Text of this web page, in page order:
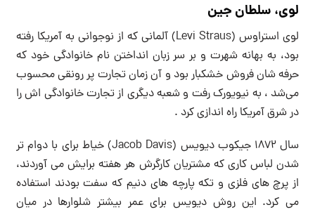
لوی، سلطان جین
لوی استراوس (Levi Straus) آلمانی که از نوجوانی به آمریکا رفته
بود، به بهانه شهرت و بر سر زبان‌ انداختن نام خانوادگی خود که
حرفه شان فروش خشکبار بود و آن زمان تجارت پر رونقی محسوب
می‌شد ، به نیویورک رفت و شعبه دیگری از تجارت خانوادگی اش را
در شرق آمریکا راه اندازی کرد .
سال ۱۸۷۲ جیکوب دیویس (Jacob Davis) خیاط برای با دوام تر
شدن لباس کاری که مشتریان کارگرش هر هفته برایش می آوردند،
از پرچ های فلزی و تکه پارچه های دنیم که سفت بودند استفاده
می کرد. این روش دیویس برای عمر بیشتر شلوارها در میان